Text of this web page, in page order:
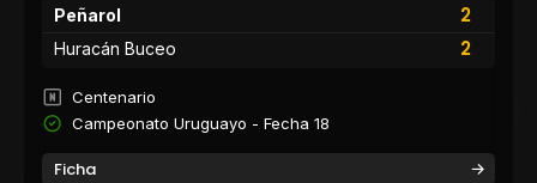
Peñarol
2
2
Huracán Buceo
Centenario
Campeonato Uruguayo - Fecha 18
Ficha